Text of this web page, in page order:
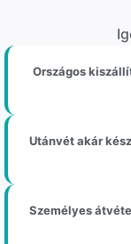
Országos
Utánvét akár
Személyes